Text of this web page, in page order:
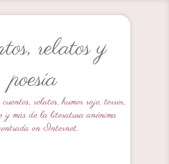
relatos y
poesía
relatos, humor rojo, terror,
y más de la literatura anónima
en Internet.